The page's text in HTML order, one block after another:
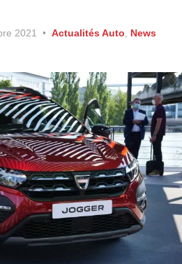
2021 Actualités Auto
News